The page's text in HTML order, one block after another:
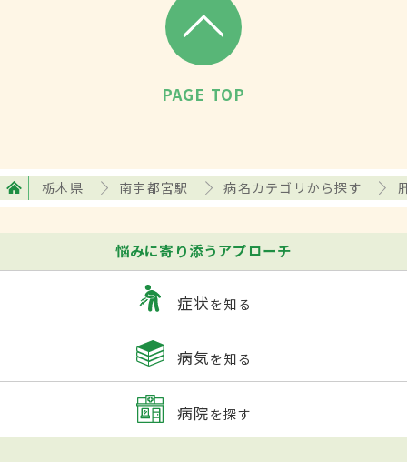
PAGE TOP
栃木県 南宇都宮駅 病名カテゴリから探す
悩みに寄り添うアプローチ
症状を知る
病気を知る
病院を探す